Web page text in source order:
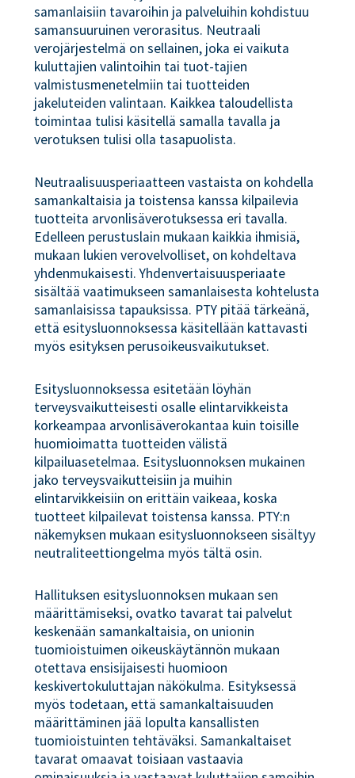
samanlaisiin tavaroihin ja palveluihin kohdistuu
samansuuruinen verorasitus. Neutraali
verojärjestelmä on sellainen, joka ei vaikuta
kuluttajien valintoihin tai tuot-tajien
valmistusmenetelmiin tai tuotteiden
jakeluteiden valintaan. Kaikkea taloudellista
toimintaa tulisi käsitellä samalla tavalla ja
verotuksen tulisi olla tasapuolista.
Neutraalisuusperiaatteen vastaista on kohdella
samankaltaisia ja toistensa kanssa kilpailevia
tuotteita arvonlisäverotuksessa eri tavalla.
Edelleen perustuslain mukaan kaikkia ihmisiä,
mukaan lukien verovelvolliset, on kohdeltava
yhdenmukaisesti. Yhdenvertaisuusperiaate
sisältää vaatimukseen samanlaisesta kohtelusta
samanlaisissa tapauksissa. PTY pitää tärkeänä,
että esitysluonnoksessa käsitellään kattavasti
myös esityksen perusoikeusvaikutukset.
Esitysluonnoksessa esitetään löyhän
terveysvaikutteisesti osalle elintarvikkeista
korkeampaa arvonlisäverokantaa kuin toisille
huomioimatta tuotteiden välistä
kilpailuasetelmaa. Esitysluonnoksen mukainen
jako terveysvaikutteisiin ja muihin
elintarvikkeisiin on erittäin vaikeaa, koska
tuotteet kilpailevat toistensa kanssa. PTY:n
näkemyksen mukaan esitysluonnokseen sisältyy
neutraliteettiongelma myös tältä osin.
Hallituksen esitysluonnoksen mukaan sen
määrittämiseksi, ovatko tavarat tai palvelut
keskenään samankaltaisia, on unionin
tuomioistuimen oikeuskäytännön mukaan
otettava ensisijaisesti huomioon
keskivertokuluttajan näkökulma. Esityksessä
myös todetaan, että samankaltaisuuden
määrittäminen jää lopulta kansallisten
tuomioistuinten tehtäväksi. Samankaltaiset
tavarat omaavat toisiaan vastaavia